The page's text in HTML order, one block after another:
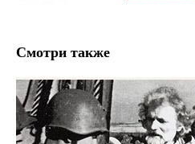
Смотри также